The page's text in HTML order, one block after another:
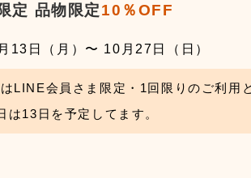
定 品物限定10％OFF
13日（月）〜 10月27日（日）
LINE会員さま限定・ 1回限りのご利用
13日を予定してます。